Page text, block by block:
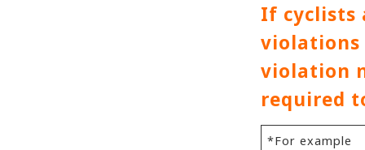
If cyclists
violation
required
*For example